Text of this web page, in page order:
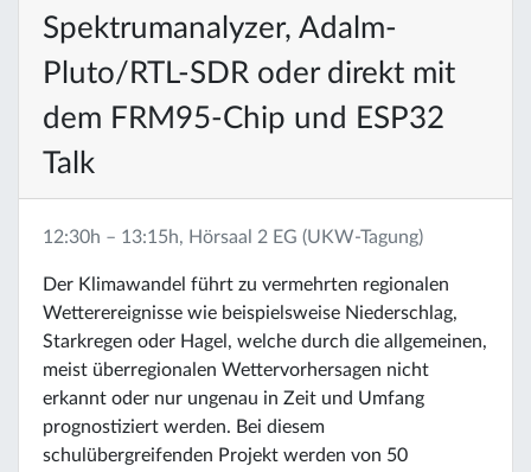
Spektrumanalyzer, Adalm-
Pluto/RTL-SDR oder direkt mit
dem FRM95-Chip und ESP32
Talk
12:30h – 13:15h, Hörsaal 2 EG (UKW-Tagung)
Der Klimawandel führt zu vermehrten regionalen
Wetterereignisse wie beispielsweise Niederschlag,
Starkregen oder Hagel, welche durch die allgemeinen,
meist überregionalen Wettervorhersagen nicht
erkannt oder nur ungenau in Zeit und Umfang
prognostiziert werden. Bei diesem
schulübergreifenden Projekt werden von 50